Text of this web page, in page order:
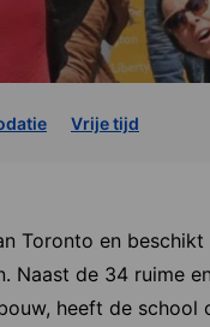
Vrije tijd
Toronto en
Naast de 34 ruime
heeft de